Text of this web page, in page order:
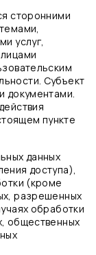
сторонними
услуг,
Субъект
документами.
пункте
данных
доступа),
(кроме
разрешенных
обработки
общественных